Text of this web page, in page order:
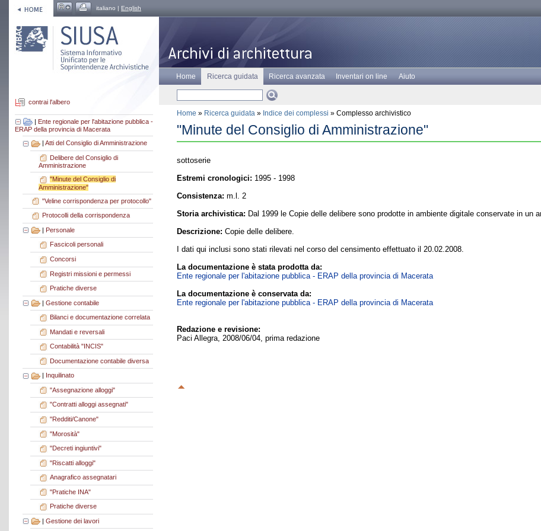
italiano | English
contrai l'albero
| Ente regionale per l'abitazione pubblica -
ERAP della provincia di Macerata
| Atti del Consiglio di Amministrazione
Delibere del Consiglio di
Amministrazione
"Minute del Consiglio di
Amministrazione"
"Veline corrispondenza per protocollo"
Protocolli della corrispondenza
| Personale
Fascicoli personali
Concorsi
Registri missioni e permessi
Pratiche diverse
| Gestione contabile
Bilanci e documentazione correlata
Mandati e reversali
Contabilità "INCIS"
Documentazione contabile diversa
Inquilinato
"Assegnazione alloggi"
"Contratti alloggi assegnati"
"Redditi/Canone"
"Morosità"
"Decreti ingiuntivi"
"Riscatti alloggi"
Anagrafico assegnatari
"Pratiche INA"
Pratiche diverse
| Gestione dei lavori
Home Ricerca guidata Ricerca avanzata Inventari on line Aiuto
Home » Ricerca guidata » Indice dei complessi » Complesso archivistico
"Minute del Consiglio di Amministrazione"
sottoserie
Estremi cronologici: 1995 - 1998
Consistenza: m.l. 2
Storia archivistica: Dal 1999 le Copie delle delibere sono prodotte in ambiente digitale conservate in un
Descrizione: Copie delle delibere.
I dati qui inclusi sono stati rilevati nel corso del censimento effettuato il 20.02.2008.
La documentazione è stata prodotta da:
Ente regionale per l'abitazione pubblica - ERAP della provincia di Macerata
La documentazione è conservata da:
Ente regionale per l'abitazione pubblica - ERAP della provincia di Macerata
Redazione e revisione:
Paci Allegra, 2008/06/04, prima redazione